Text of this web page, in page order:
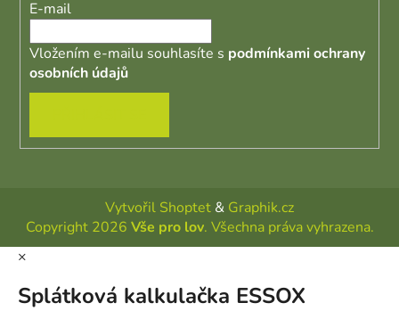
E-mail
Vložením e-mailu souhlasíte s podmínkami ochrany
osobních údajů
Vytvořil Shoptet & Graphik.cz
Copyright 2026 Vše pro lov. Všechna práva vyhrazena.
×
Splátková kalkulačka ESSOX